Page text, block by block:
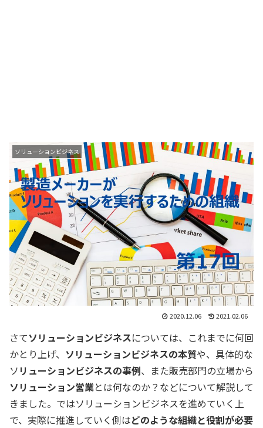
ソリューションビジネス
2020.12.06 2021.02.06
さてソリューションビジネスについては、これまでに何回
かとり上げ、 ソリューションビジネスの本質や、具体的な
ソ リューションビジネスの事例、また販売部門の立場から
ソリューション営業とは何なのか？などについて解説して
きました。ではソリューションビジネスを進めていく上
で、実際に推進していく側はどのような組織と役割が必要